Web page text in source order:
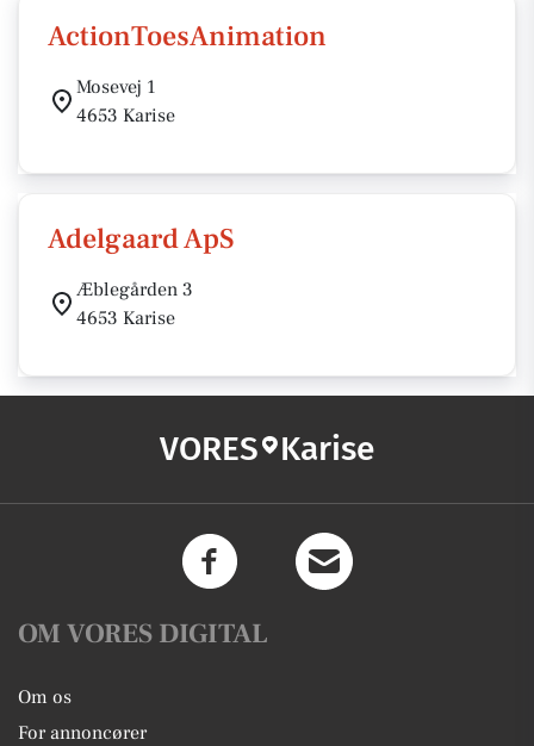
ActionToesAnimation
Mosevej 1
4653 Karise
Adelgaard ApS
Æblegården 3
4653 Karise
VORES Karise
OM VORES DIGITAL
Om os
For annoncører